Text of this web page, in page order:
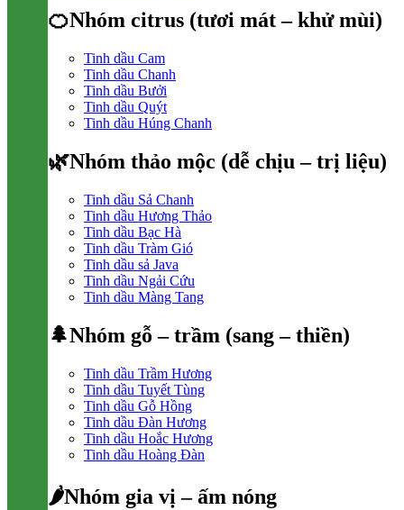
🍊Nhóm citrus (tươi mát – khử mùi)
Tinh dầu Cam
Tinh dầu Chanh
Tinh dầu Bưởi
Tinh dầu Quýt
Tinh dầu Húng Chanh
🌿Nhóm thảo mộc (dễ chịu – trị liệu)
Tinh dầu Sả Chanh
Tinh dầu Hương Thảo
Tinh dầu Bạc Hà
Tinh dầu Tràm Gió
Tinh dầu sả Java
Tinh dầu Ngải Cứu
Tinh dầu Màng Tang
🌲Nhóm gỗ – trầm (sang – thiền)
Tinh dầu Trầm Hương
Tinh dầu Tuyết Tùng
Tinh dầu Gỗ Hồng
Tinh dầu Đàn Hương
Tinh dầu Hoắc Hương
Tinh dầu Hoàng Đàn
🌶Nhóm gia vị – ấm nóng